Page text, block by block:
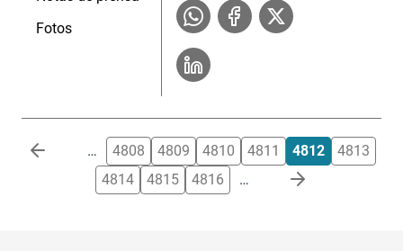
Fotos
Paginación … 4808 4809 4810 4811 4812
4813
4814
4815 4816 …